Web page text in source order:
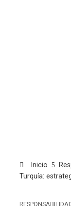
Inicio
Turquía: